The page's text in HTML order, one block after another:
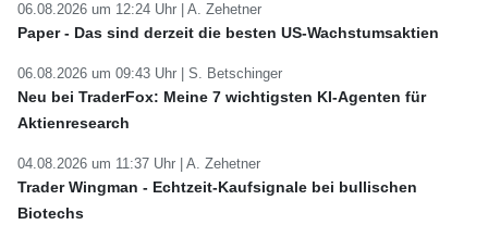
06.08.2026 um 12:24 Uhr | A. Zehetner
Paper - Das sind derzeit die besten US-Wachstumsaktien
06.08.2026 um 09:43 Uhr | S. Betschinger
Neu bei TraderFox: Meine 7 wichtigsten KI-Agenten für
Aktienresearch
04.08.2026 um 11:37 Uhr | A. Zehetner
Trader Wingman - Echtzeit-Kaufsignale bei bullischen
Biotechs